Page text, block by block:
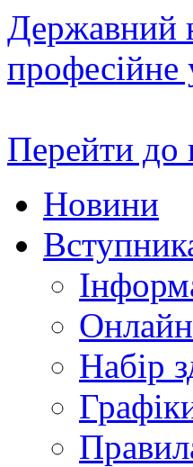
Державний
Перейти до
Новини
Набір